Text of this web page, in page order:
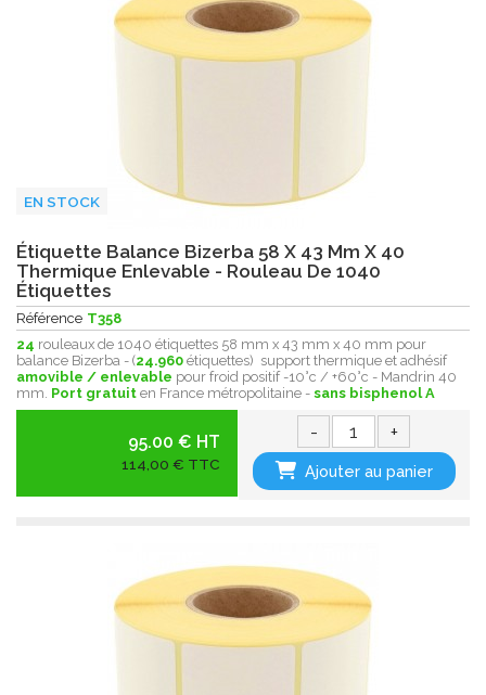
EN STOCK
Étiquette Balance Bizerba 58 X 43 Mm X 40
Thermique Enlevable - Rouleau De 1040
Étiquettes
Référence T358
24 rouleaux de 1040 étiquettes 58 mm x 43 mm x 40 mm pour
balance Bizerba - (24.960 étiquettes) support thermique et adhésif
amovible / enlevable pour froid positif -10°c / +60°c - Mandrin 40
mm. Port gratuit en France métropolitaine - sans bisphenol A
95.00 € HT
114,00 € TTC
- +
Ajouter au panier